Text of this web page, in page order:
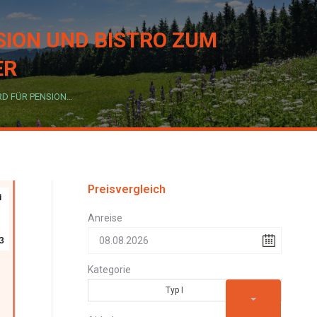
UND BISTRO ZUM
FÜR PENSION…
Preisvergleich
Anreise
Kategorie
Typ I